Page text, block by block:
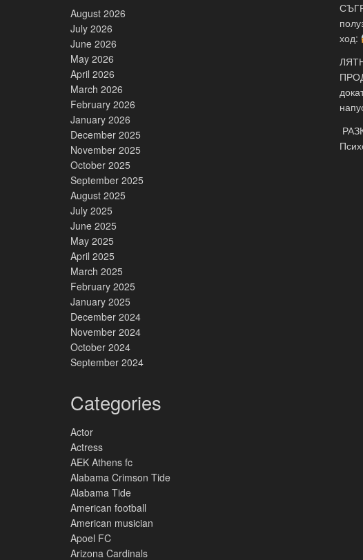
August 2026
July 2026
June 2026
May 2026
April 2026
March 2026
February 2026
January 2026
December 2025
November 2025
October 2025
September 2025
August 2025
July 2025
June 2025
May 2025
April 2025
March 2025
February 2025
January 2025
December 2024
November 2024
October 2024
September 2024
Categories
Actor
Actress
AEK Athens fc
Alabama Crimson Tide
Alabama Tide
American football
American musician
Apoel FC
Arizona Cardinals
ход: